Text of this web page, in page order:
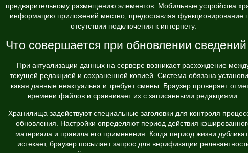
предварительному размещению элементов. Мобильные устройства
информацию приложений местно, предоставляя функционирование
отсутствии подключения к интернету.
Что совершается при обновлении сведений
При актуализации данных на сервере возникает расхождение
текущей редакцией и сохраненной копией. Система обязана
какая данные неактуальна и требует смены. Браузер проверяет
времени файлов и сравнивает их с записанными редакциями.
Хранилища задействуют специальные заголовки для контроля
обновления. Настройки определяют период действия
материала и правила его применения. Когда период жизни
истекает, браузер посылает запрос для верификации